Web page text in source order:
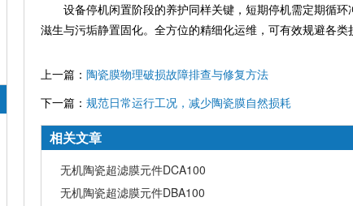
设备停机闲置阶段的养护同样关键，短期停机需定期循环
滋生与污垢静置固化。全方位的精细化运维，可有效规避各类
上一篇： 陶瓷膜物理破损故障排查与修复方法
下一篇： 规范日常运行工况，减少陶瓷膜自然损耗
相关文章
无机陶瓷超滤膜元件DCA100
无机陶瓷超滤膜元件DBA100